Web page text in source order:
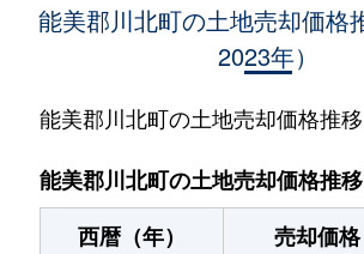
能美郡川北町の土地売却価格
2023年）
能美郡川北町の土地売却価格推移
能美郡川北町の土地売却価格推移
西暦（年）
売却価格